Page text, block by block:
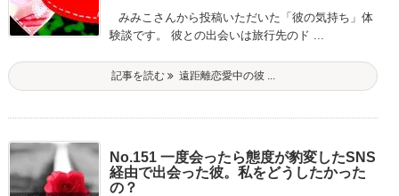
みみこさんから投稿いただいた「彼の気持ち」体
験談です。 彼との出会いは旅行先のド ...
記事を読む 遠距離恋愛中の彼 ...
No.151 一度会ったら態度が豹変したSNS
経由で出会った彼。私をどうしたかった
の？